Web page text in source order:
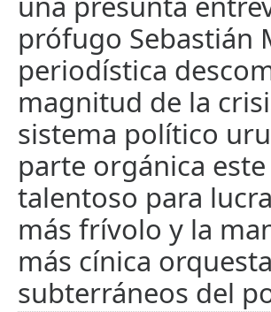
prófugo Sebastián
periodística
magnitud de la
sistema político
parte orgánica
talentoso para
más frívolo y la
más cínica
subterráneos del